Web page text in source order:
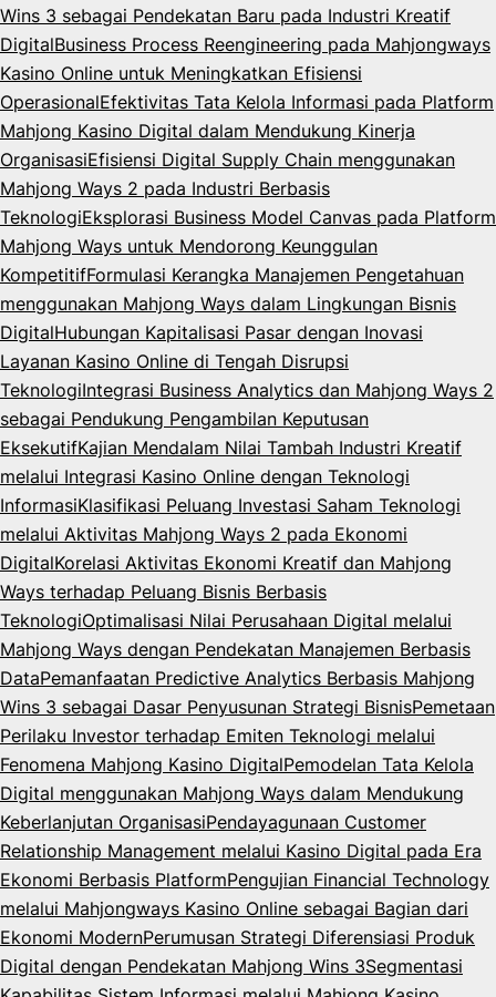
Wins 3 sebagai Pendekatan Baru pada Industri Kreatif
DigitalBusiness Process Reengineering pada Mahjongways
Kasino Online untuk Meningkatkan Efisiensi
OperasionalEfektivitas Tata Kelola Informasi pada Platform
Mahjong Kasino Digital dalam Mendukung Kinerja
OrganisasiEfisiensi Digital Supply Chain menggunakan
Mahjong Ways 2 pada Industri Berbasis
TeknologiEksplorasi Business Model Canvas pada Platform
Mahjong Ways untuk Mendorong Keunggulan
KompetitifFormulasi Kerangka Manajemen Pengetahuan
menggunakan Mahjong Ways dalam Lingkungan Bisnis
DigitalHubungan Kapitalisasi Pasar dengan Inovasi
Layanan Kasino Online di Tengah Disrupsi
TeknologiIntegrasi Business Analytics dan Mahjong Ways 2
sebagai Pendukung Pengambilan Keputusan
EksekutifKajian Mendalam Nilai Tambah Industri Kreatif
melalui Integrasi Kasino Online dengan Teknologi
InformasiKlasifikasi Peluang Investasi Saham Teknologi
melalui Aktivitas Mahjong Ways 2 pada Ekonomi
DigitalKorelasi Aktivitas Ekonomi Kreatif dan Mahjong
Ways terhadap Peluang Bisnis Berbasis
TeknologiOptimalisasi Nilai Perusahaan Digital melalui
Mahjong Ways dengan Pendekatan Manajemen Berbasis
DataPemanfaatan Predictive Analytics Berbasis Mahjong
Wins 3 sebagai Dasar Penyusunan Strategi BisnisPemetaan
Perilaku Investor terhadap Emiten Teknologi melalui
Fenomena Mahjong Kasino DigitalPemodelan Tata Kelola
Digital menggunakan Mahjong Ways dalam Mendukung
Keberlanjutan OrganisasiPendayagunaan Customer
Relationship Management melalui Kasino Digital pada Era
Ekonomi Berbasis PlatformPengujian Financial Technology
melalui Mahjongways Kasino Online sebagai Bagian dari
Ekonomi ModernPerumusan Strategi Diferensiasi Produk
Digital dengan Pendekatan Mahjong Wins 3Segmentasi